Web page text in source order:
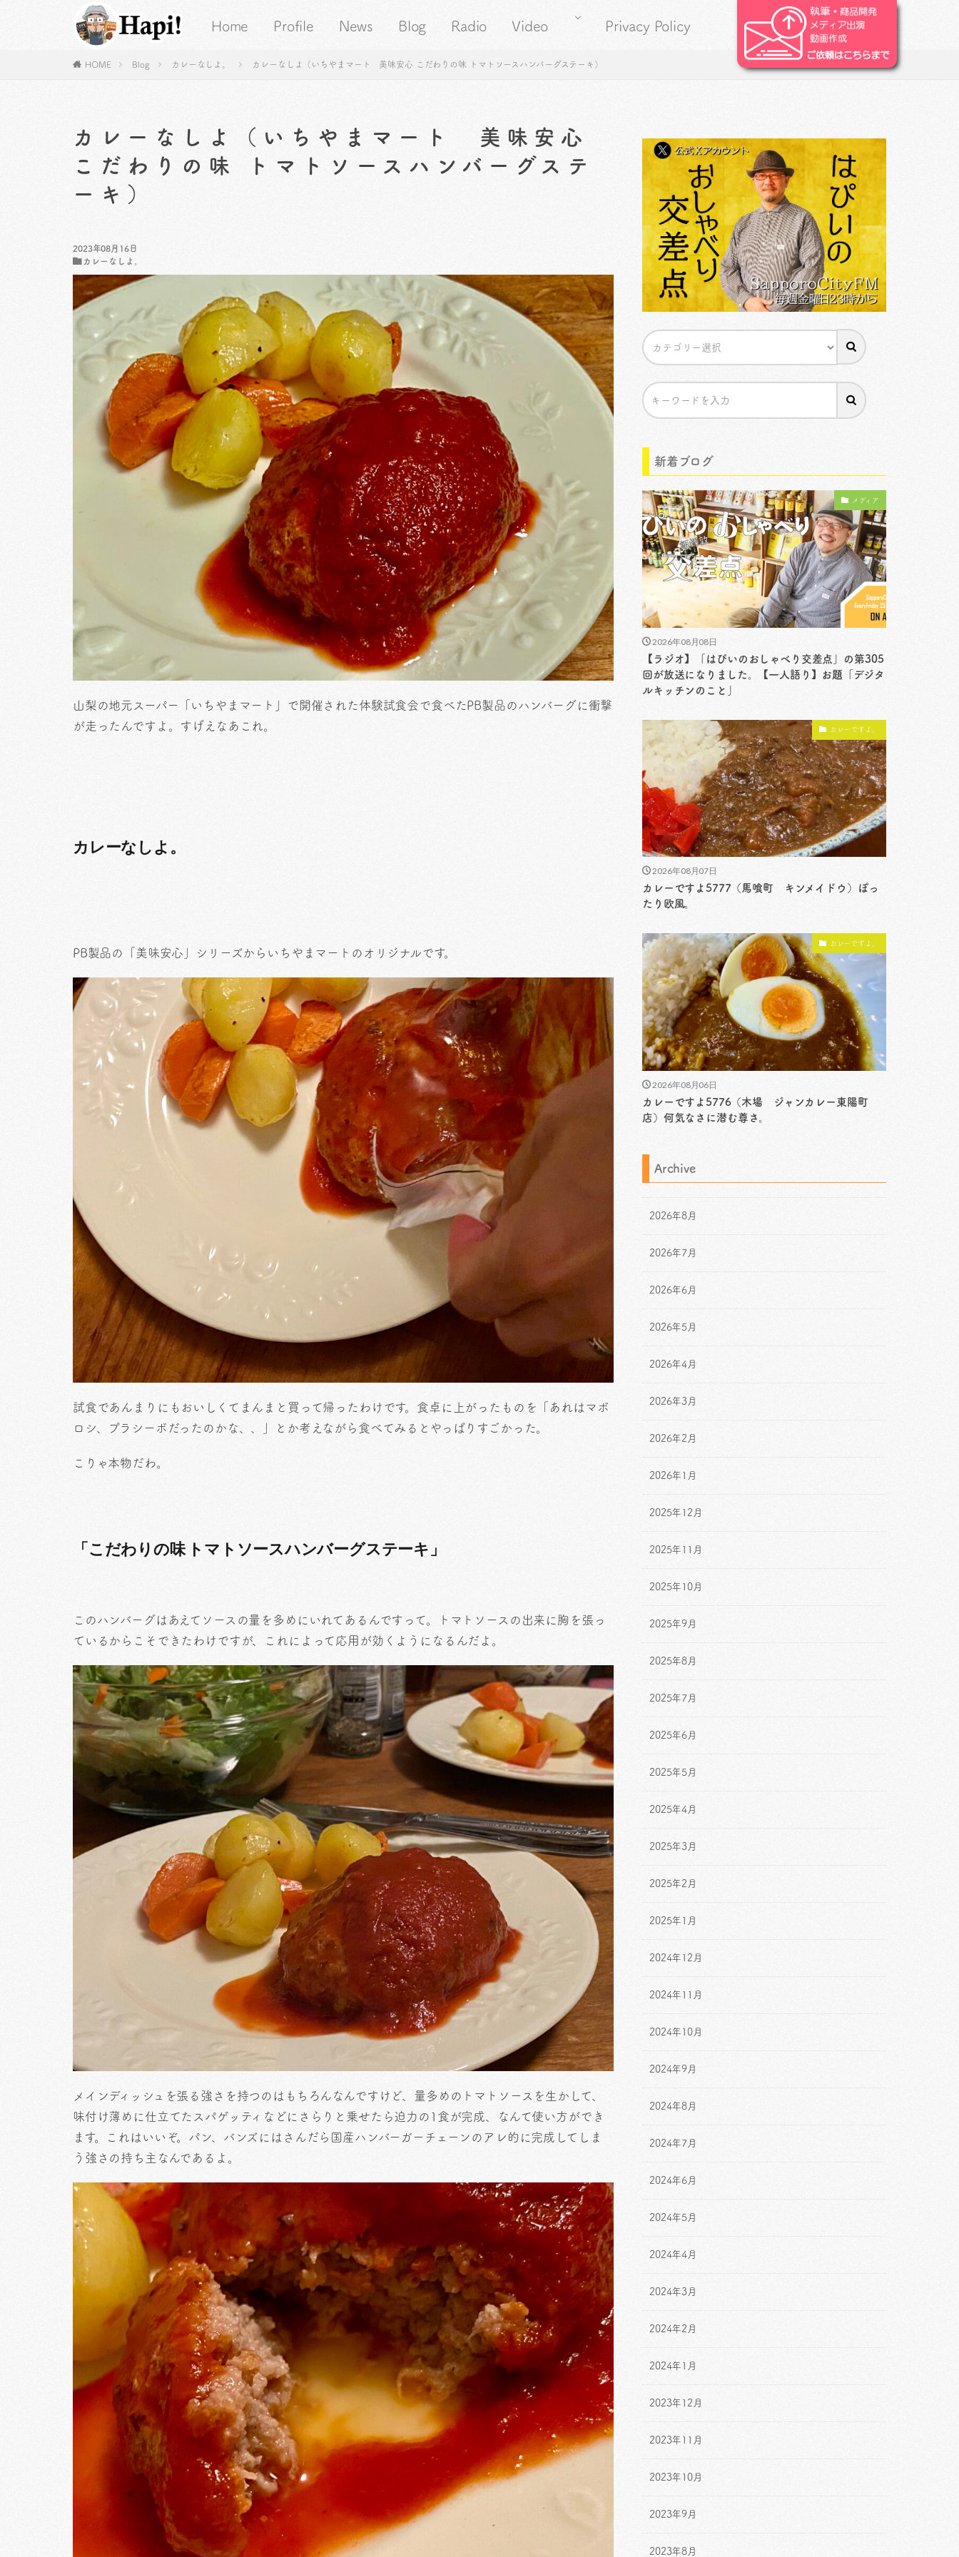
Home Profile News Blog Radio Video Privacy Policy
HOME Blog カレーなしよ。 カレーなしよ（いちやまマート 美味安心 こだわりの味 トマトソースハンバーグステーキ）
カレーなしよ（いちやまマート 美味安心
こだわりの味 トマトソースハンバーグステ
ーキ）
2023年08月16日
カレーなしよ。
山梨の地元スーパー「いちやまマート」で開催された体験試食会で食べたPB製品のハンバーグに衝撃
が走ったんですよ。すげえなあこれ。
カレーなしよ。
PB製品の「美味安心」シリーズからいちやまマートのオリジナルです。
試食であんまりにもおいしくてまんまと買って帰ったわけです。食卓に上がったものを「あれはマボ
ロシ、プラシーボだったのかな、、」とか考えながら食べてみるとやっぱりすごかった。
こりゃ本物だわ。
「こだわりの味 トマトソースハンバーグステーキ」
このハンバーグはあえてソースの量を多めにいれてあるんですって。トマトソースの出来に胸を張っ
ているからこそできたわけですが、これによって応用が効くようになるんだよ。
メインディッシュを張る強さを持つのはもちろんなんですけど、量多めのトマトソースを生かして、
味付け薄めに仕立てたスパゲッティなどにさらりと乗せたら迫力の1食が完成、なんて使い方ができ
ます。これはいいぞ。パン、バンズにはさんだら国産ハンバーガーチェーンのアレ的に完成してしま
う強さの持ち主なんであるよ。
新着ブログ
メディア
2026年08月08日
【ラジオ】「はぴいのおしゃべり交差点」の第305
回が放送になりました。【一人語り】お題「デジタ
ルキッチンのこと」
カレーですよ。
2026年08月07日
カレーですよ5777（馬喰町 キンメイドウ）ぽっ
たり欧風。
カレーですよ。
2026年08月06日
カレーですよ5776（木場 ジャンカレー東陽町
店）何気なさに潜む尊さ。
Archive
2026年8月
2026年7月
2026年6月
2026年5月
2026年4月
2026年3月
2026年2月
2026年1月
2025年12月
2025年11月
2025年10月
2025年9月
2025年8月
2025年7月
2025年6月
2025年5月
2025年4月
2025年3月
2025年2月
2025年1月
2024年12月
2024年11月
2024年10月
2024年9月
2024年8月
2024年7月
2024年6月
2024年5月
2024年4月
2024年3月
2024年2月
2024年1月
2023年12月
2023年11月
2023年10月
2023年9月
2023年8月